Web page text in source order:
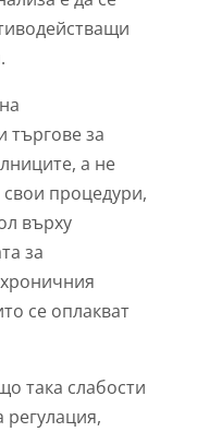
търгове за
а не
процедури,
върху
за
се оплакват
така слабости
регулация,